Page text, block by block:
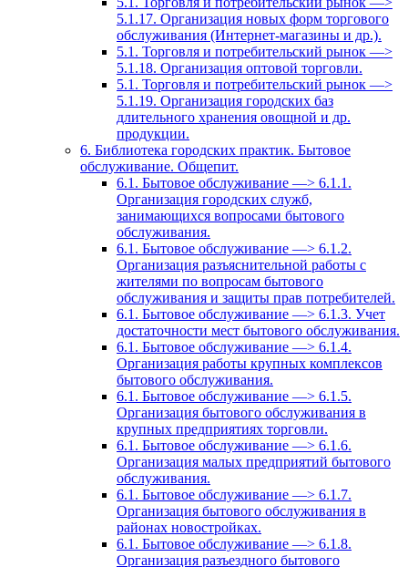
5.1.17. Организация новых форм торгового
обслуживания (Интернет-магазины и др.).
5.1. Торговля и потребительский рынок —>
5.1.18. Организация оптовой торговли.
5.1. Торговля и потребительский рынок —>
5.1.19. Организация городских баз
длительного хранения овощной и др.
продукции.
6. Библиотека городских практик. Бытовое
обслуживание. Общепит.
6.1. Бытовое обслуживание —> 6.1.1.
Организация городских служб,
занимающихся вопросами бытового
обслуживания.
6.1. Бытовое обслуживание —> 6.1.2.
Организация разъяснительной работы с
жителями по вопросам бытового
обслуживания и защиты прав потребителей.
6.1. Бытовое обслуживание —> 6.1.3. Учет
достаточности мест бытового обслуживания.
6.1. Бытовое обслуживание —> 6.1.4.
Организация работы крупных комплексов
бытового обслуживания.
6.1. Бытовое обслуживание —> 6.1.5.
Организация бытового обслуживания в
крупных предприятиях торговли.
6.1. Бытовое обслуживание —> 6.1.6.
Организация малых предприятий бытового
обслуживания.
6.1. Бытовое обслуживание —> 6.1.7.
Организация бытового обслуживания в
районах новостройках.
6.1. Бытовое обслуживание —> 6.1.8.
Организация разъездного бытового